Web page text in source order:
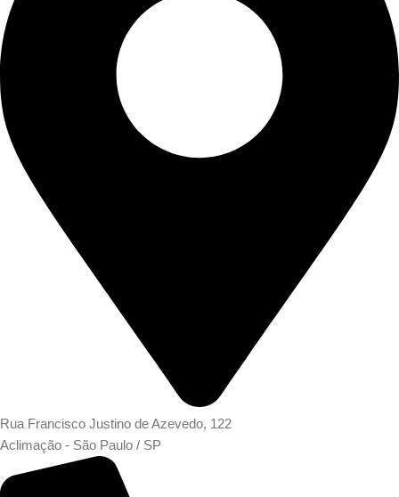
Rua Francisco Justino de Azevedo, 122
Aclimação - São Paulo / SP